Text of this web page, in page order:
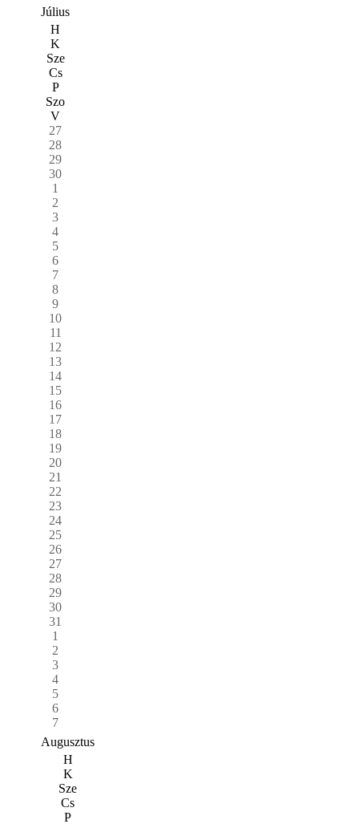
Július
H
K
Sze
Cs
P
Szo
V
27
28
29
30
1
2
3
4
5
6
7
8
9
10
11
12
13
14
15
16
17
18
19
20
21
22
23
24
25
26
27
28
29
30
31
1
2
3
4
5
6
7
Augusztus
H
K
Sze
Cs
P